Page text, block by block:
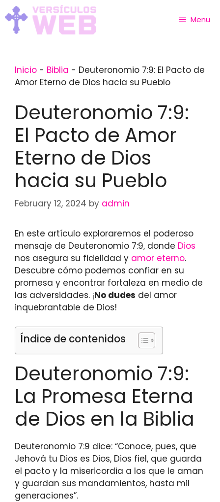
Skip
to
content
Menu
Inicio - Biblia - Deuteronomio 7:9: El Pacto de
Amor Eterno de Dios hacia su Pueblo
Deuteronomio 7:9:
El Pacto de Amor
Eterno de Dios
hacia su Pueblo
February 12, 2024 by admin
En este artículo exploraremos el poderoso
mensaje de Deuteronomio 7:9, donde Dios
nos asegura su fidelidad y amor eterno.
Descubre cómo podemos confiar en su
promesa y encontrar fortaleza en medio de
las adversidades. ¡No dudes del amor
inquebrantable de Dios!
Índice de contenidos
Deuteronomio 7:9:
La Promesa Eterna
de Dios en la Biblia
Deuteronomio 7:9 dice: “Conoce, pues, que
Jehová tu Dios es Dios, Dios fiel, que guarda
el pacto y la misericordia a los que le aman
y guardan sus mandamientos, hasta mil
generaciones”.